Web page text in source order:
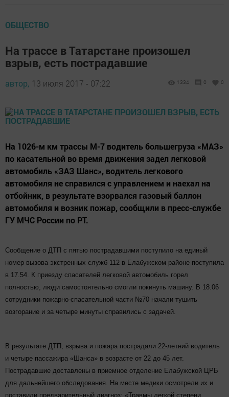
ОБЩЕСТВО
На трассе в Татарстане произошел
взрыв, есть пострадавшие
автор, 13 июля 2017 - 07:22 1334 0 0
На 1026-м км трассы М-7 водитель большегруза «МАЗ»
по касательной во время движения задел легковой
автомобиль «ЗАЗ Шанс», водитель легкового
автомобиля не справился с управлением и наехал на
отбойник, в результате взорвался газовый баллон
автомобиля и возник пожар, сообщили в пресс-службе
ГУ МЧС России по РТ.
Сообщение о ДТП с пятью пострадавшими поступило на единый
номер вызова экстренных служб 112 в Елабужском районе поступила
в 17.54. К приезду спасателей легковой автомобиль горел
полностью, люди самостоятельно смогли покинуть машину. В 18.06
сотрудники пожарно-спасательной части №70 начали тушить
возгорание и за четыре минуты справились с задачей.
В результате ДТП, взрыва и пожара пострадали 22-летний водитель
и четыре пассажира «Шанса» в возрасте от 22 до 45 лет.
Пострадавшие доставлены в приемное отделение Елабужской ЦРБ
для дальнейшего обследования. На месте медики осмотрели их и
поставили предварительный диагноз: «Травмы легкой степени